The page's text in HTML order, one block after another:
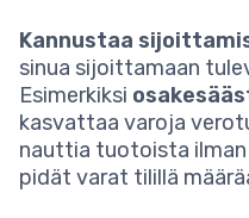
Kannustaa
sinua sijoittamaan
Esimerkiksi
kasvattaa varoja
nauttia tuotoista ilman
pidät varat tilillä